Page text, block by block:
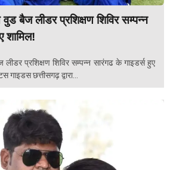
बैज लीडर प्रशिक्षण शिविर सम्पन्न
शामिल!
प्रशिक्षण शिविर सम्पन्न सारंगढ के गाइडर्स हुए
छत्तीसगढ़ द्वारा...